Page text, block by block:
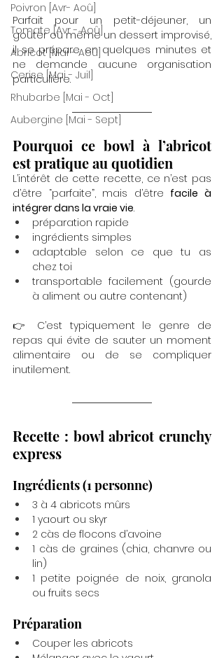
Poivron [Avr- Aoû]
Tomate [Avr - Aoû]
Abricot [Mai - Aoû]
Cerise [Mai - Juil]
Rhubarbe [Mai - Oct]
Aubergine [Mai - Sept]
Parfait pour un petit-déjeuner, un
goûter ou même un dessert improvisé,
il se prépare en quelques minutes et
ne demande aucune organisation
particulière.
Pourquoi ce bowl à l’abricot
est pratique au quotidien
L’intérêt de cette recette, ce n’est pas
d’être “parfaite”, mais d’être facile à
intégrer dans la vraie vie.
préparation rapide
ingrédients simples
adaptable selon ce que tu as
chez toi
transportable facilement (gourde
à aliment ou autre contenant)
👉 C’est typiquement le genre de
repas qui évite de sauter un moment
alimentaire ou de se compliquer
inutilement.
Recette : bowl abricot crunchy
express
Ingrédients (1 personne)
3 à 4 abricots mûrs
1 yaourt ou skyr
2 càs de flocons d’avoine
1 càs de graines (chia, chanvre ou
lin)
1 petite poignée de noix, granola
ou fruits secs
Préparation
Couper les abricots